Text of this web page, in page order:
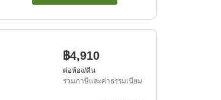
฿4,910
ต่อห้อง/คืน
รวมภาษีและค่าธรรมเนียม